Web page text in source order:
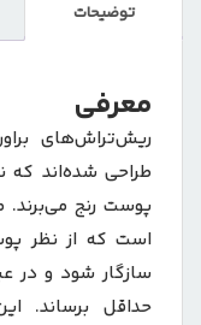
توضیحات
معرفی
طراحی شده‌اند که
است که از نظر
سازگار شود و در
حداقل برساند.